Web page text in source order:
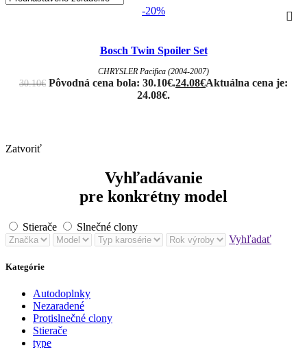
-20%
Bosch Twin Spoiler Set
CHRYSLER Pacifica (2004-2007)
30.10€ Pôvodná cena bola: 30.10€.24.08€Aktuálna cena je:
24.08€.
Zatvoriť
Vyhľadávanie
pre konkrétny model
Stierače
Slnečné clony
Vyhľadať
Kategórie
Autodoplnky
Nezaradené
Protislnečné clony
Stierače
type